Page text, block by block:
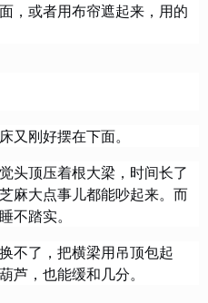
，或者用布帘遮起来，用的
又刚好摆在下面。
顶压着根大梁，时间长了
麻大点事儿都能吵起来。而
不踏实。
不了，把横梁用吊顶包起
芦，也能缓和几分。